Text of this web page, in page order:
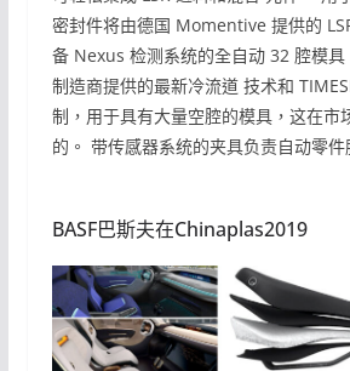
密封件将由德国 Momentive 提供的
备 Nexus 检测系统的全自动 32 腔模
制造商提供的最新冷流道 技术和
制，用于具有大量空腔的模具，这在市
的。 带传感器系统的夹具负责自动零件
BASF巴斯夫在Chinaplas2019